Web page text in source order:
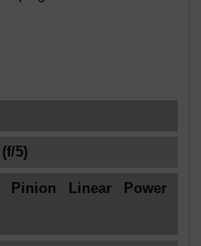
5)
Pinion Linear Power